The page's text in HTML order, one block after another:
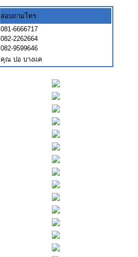
สอบถามโทร
081-6666717
082-2262664
082-9599646
คุณ ปอ บางแค